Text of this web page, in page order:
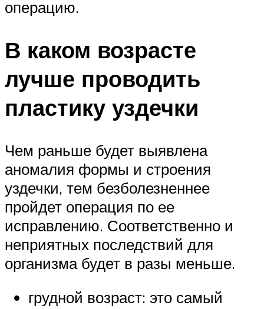
операцию.
В каком возрасте
лучше проводить
пластику уздечки
Чем раньше будет выявлена
аномалия формы и строения
уздечки, тем безболезненнее
пройдет операция по ее
исправлению. Соответственно и
неприятных последствий для
организма будет в разы меньше.
грудной возраст: это самый